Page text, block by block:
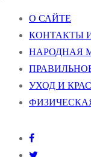
О САЙТЕ
КОНТАКТЫ
НАРОДНАЯ
УХОД И